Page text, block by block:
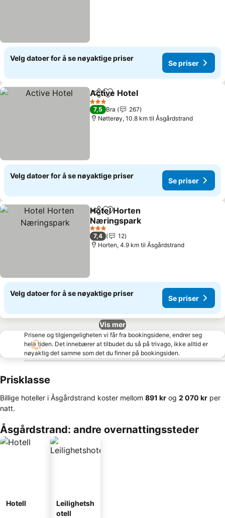
Velg datoer for å se nøyaktige priser
Se priser
Del Legg til i favoritter
Active Hotel
3 Stjerner
7,5 Bra
267
Nøtterøy, 10.8 km til Åsgårdstrand
Velg datoer for å se nøyaktige priser
Se priser
Del Legg til i favoritter
Hotel Horten
Næringspark
Se priser
3 Stjerner
7,4
12
Horten, 4.9 km til Åsgårdstrand
Velg datoer for å se nøyaktige priser
Se priser
Vis mer
Prisene og tilgjengeligheten vi får fra bookingsidene, endrer seg
hele tiden. Det innebærer at tilbudet du så på trivago, ikke alltid er
nøyaktig det samme som det du finner på bookingsiden.
Prisklasse
Billige hoteller i Åsgårdstrand koster mellom ‎891 kr og ‎2 070 kr per
natt.
Åsgårdstrand: andre overnattingssteder
Hotell
Leilighetsh
otell